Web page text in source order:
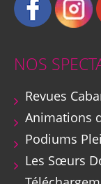
NOS
Revues
Animations
Podiums
Les Sœurs